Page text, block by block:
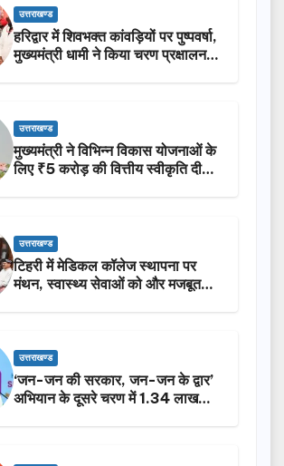
उत्तराखण्ड
हरिद्वार में शिवभक्त कांवड़ियों पर पुष्पवर्षा,
मुख्यमंत्री धामी ने किया चरण प्रक्षालन…
उत्तराखण्ड
मुख्यमंत्री ने विभिन्न विकास योजनाओं के
लिए ₹5 करोड़ की वित्तीय स्वीकृति दी…
उत्तराखण्ड
टिहरी में मेडिकल कॉलेज स्थापना पर
मंथन, स्वास्थ्य सेवाओं को और मजबूत
उत्तराखण्ड
‘जन-जन की सरकार, जन-जन के द्वार’
अभियान के दूसरे चरण में 1.34 लाख